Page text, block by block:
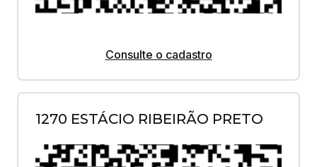
Consulte o cadastro
1270 ESTÁCIO RIBEIRÃO PRETO